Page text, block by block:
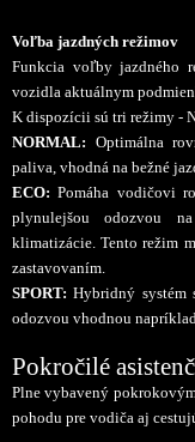
Voľba jazdných režimov
Funkcia voľby jazdného
vozidla aktuálnym
K dispozícii sú tri režimy -
NORMAL: Optimálna
paliva, vhodná na bežné
ECO:Pomáha vodičovi
plynulejšou odozvou
klimatizácie. Tento režim
zastavovaním.
SPORT:Hybridný systém
odozvou vhodnou
Pokročilé
Plne vybavený
pohodu pre vodiča aj